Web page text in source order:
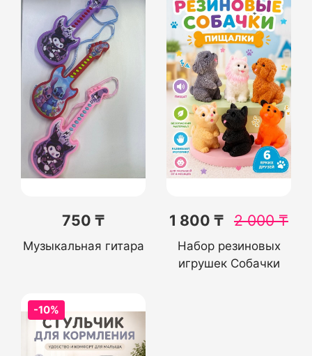
750 ₸
Музыкальная гитара
1 800 ₸ 2 000₸
Набор резиновых
игрушек Собачки
-10%